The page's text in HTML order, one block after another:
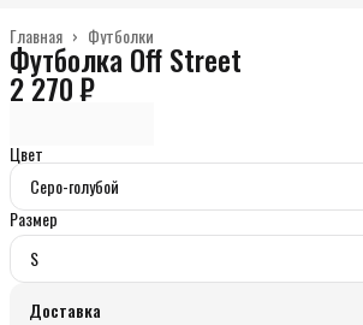
Футболки
Главная ›
Футболка Off Street
2 270 ₽
Цвет
Серо-голубой
Размер
S
Доставка